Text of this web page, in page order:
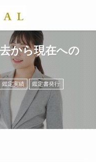
から現在への
鑑定実績 鑑定書発行